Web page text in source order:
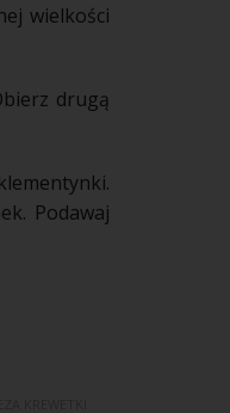
wielkości
drugą
Podawaj